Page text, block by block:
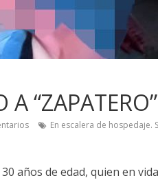
“ZAPATERO”
En escalera de hospedaje.
años de edad, quien en